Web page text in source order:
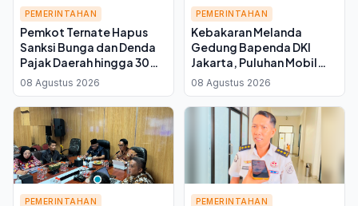
PEMERINTAHAN
Pemkot Ternate Hapus
Sanksi Bunga dan Denda
Pajak Daerah hingga 30
September 2026, Cukup
Bayar Pokok
08 Agustus 2026
PEMERINTAHAN
Kebakaran Melanda
Gedung Bapenda DKI
Jakarta, Puluhan Mobil
Damkar Dikerahkan ke
Lokasi
08 Agustus 2026
PEMERINTAHAN PEMERINTAHAN